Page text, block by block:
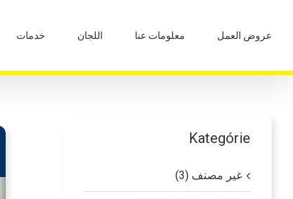
contentعروض العمل معلومات عنا اللجان خدمات
Kategórie
غير مصنف (3)